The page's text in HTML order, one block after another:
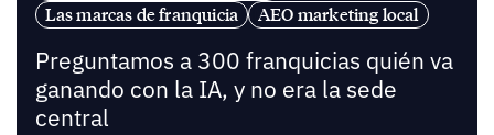
Las marcas de franquicia
AEO marketing local
Preguntamos a 300 franquicias quién va
ganando con la IA, y no era la sede
central